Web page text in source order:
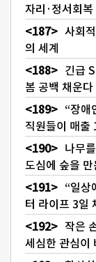
자리·정서회복
사회
의 세계
긴급
봄 공백 채운다
“장애
직원들이 매출
나무
도심에 숲을 만
“일상
터 라이프 3일
작은
세심한 관심이